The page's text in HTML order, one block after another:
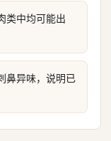
类中均可能出
鼻异味，说明已